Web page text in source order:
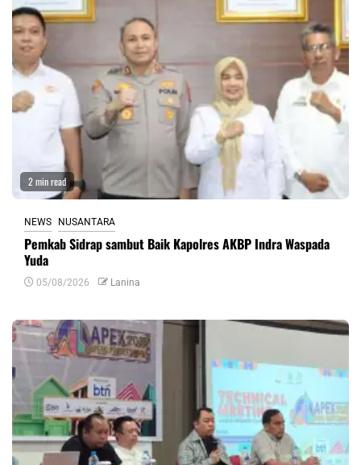
2 min read
NEWS NUSANTARA
Pemkab Sidrap sambut Baik Kapolres AKBP Indra Waspada
Yuda
05/08/2026 Lanina